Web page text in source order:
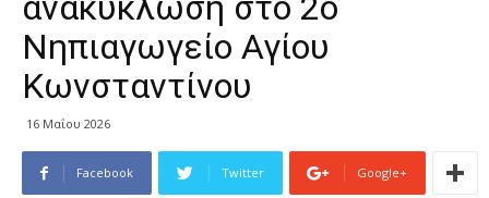
Νηπιαγωγείο Αγίου
Κωνσταντίνου
16 Μαΐου 2026
Facebook Twitter Google+